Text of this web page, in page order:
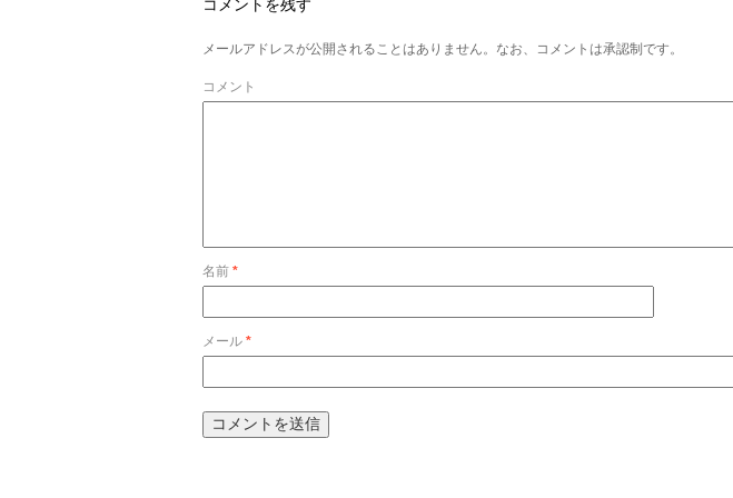
コメントを残す
メールアドレスが公開されることはありません。なお、コメントは承認制です。
コメント
名前 *
メール *